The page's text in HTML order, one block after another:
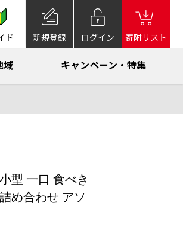
ド 新規登録 ログイン 寄附リスト
域 キャンペーン・特集
型 一口 食べき
め合わせ アソ